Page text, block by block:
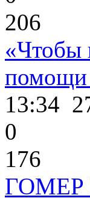
206
«Чтобы
помощи
13:34
0
176
ГОМЕР